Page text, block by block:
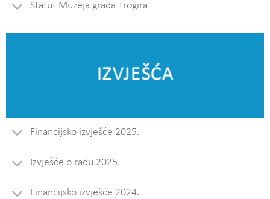
Statut Muzeja grada Trogira
IZVJEŠĆA
Financijsko izvješće 2025.
Izvješće o radu 2025.
Financijsko izvješće 2024.